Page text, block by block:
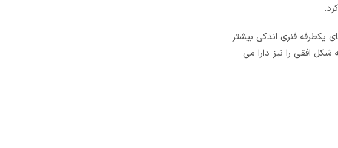
یکطرفه فنری اندکی بیشتر
افقی را نیز دارا می